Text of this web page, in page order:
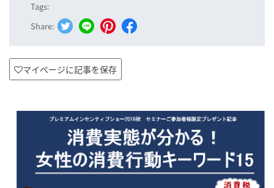
Tags:
Share:
マイページに記事を保存